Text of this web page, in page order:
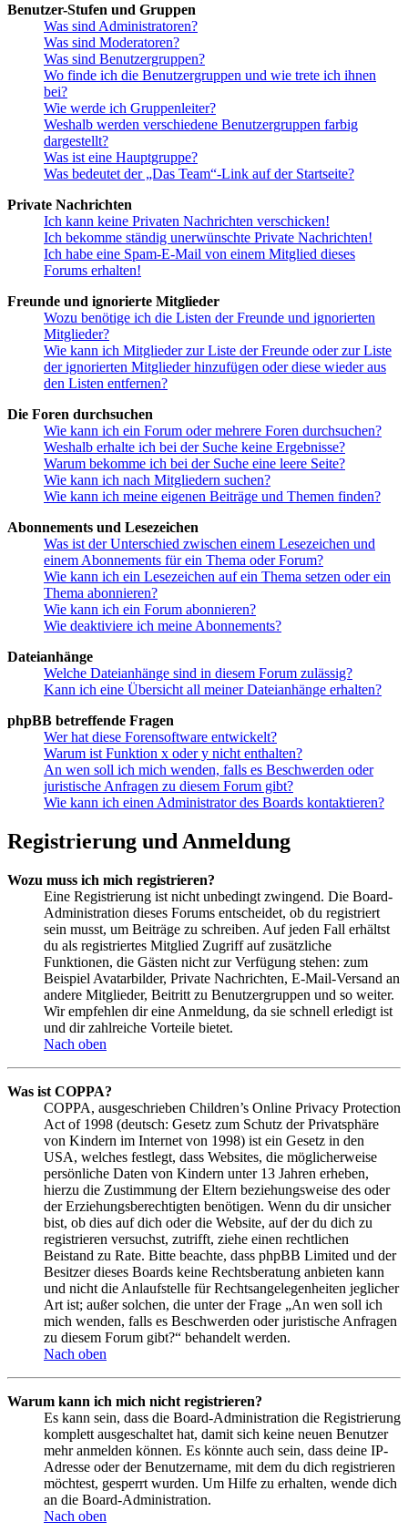
Benutzer-Stufen und Gruppen
Was sind Administratoren?
Was sind Moderatoren?
Was sind Benutzergruppen?
Wo finde ich die Benutzergruppen und wie trete ich ihnen
bei?
Wie werde ich Gruppenleiter?
Weshalb werden verschiedene Benutzergruppen farbig
dargestellt?
Was ist eine Hauptgruppe?
Was bedeutet der „Das Team“-Link auf der Startseite?
Private Nachrichten
Ich kann keine Privaten Nachrichten verschicken!
Ich bekomme ständig unerwünschte Private Nachrichten!
Ich habe eine Spam-E-Mail von einem Mitglied dieses
Forums erhalten!
Freunde und ignorierte Mitglieder
Wozu benötige ich die Listen der Freunde und ignorierten
Mitglieder?
Wie kann ich Mitglieder zur Liste der Freunde oder zur Liste
der ignorierten Mitglieder hinzufügen oder diese wieder aus
den Listen entfernen?
Die Foren durchsuchen
Wie kann ich ein Forum oder mehrere Foren durchsuchen?
Weshalb erhalte ich bei der Suche keine Ergebnisse?
Warum bekomme ich bei der Suche eine leere Seite?
Wie kann ich nach Mitgliedern suchen?
Wie kann ich meine eigenen Beiträge und Themen finden?
Abonnements und Lesezeichen
Was ist der Unterschied zwischen einem Lesezeichen und
einem Abonnements für ein Thema oder Forum?
Wie kann ich ein Lesezeichen auf ein Thema setzen oder ein
Thema abonnieren?
Wie kann ich ein Forum abonnieren?
Wie deaktiviere ich meine Abonnements?
Dateianhänge
Welche Dateianhänge sind in diesem Forum zulässig?
Kann ich eine Übersicht all meiner Dateianhänge erhalten?
phpBB betreffende Fragen
Wer hat diese Forensoftware entwickelt?
Warum ist Funktion x oder y nicht enthalten?
An wen soll ich mich wenden, falls es Beschwerden oder
juristische Anfragen zu diesem Forum gibt?
Wie kann ich einen Administrator des Boards kontaktieren?
Registrierung und Anmeldung
Wozu muss ich mich registrieren?
Eine Registrierung ist nicht unbedingt zwingend. Die Board-
Administration dieses Forums entscheidet, ob du registriert
sein musst, um Beiträge zu schreiben. Auf jeden Fall erhältst
du als registriertes Mitglied Zugriff auf zusätzliche
Funktionen, die Gästen nicht zur Verfügung stehen: zum
Beispiel Avatarbilder, Private Nachrichten, E-Mail-Versand an
andere Mitglieder, Beitritt zu Benutzergruppen und so weiter.
Wir empfehlen dir eine Anmeldung, da sie schnell erledigt ist
und dir zahlreiche Vorteile bietet.
Nach oben
Was ist COPPA?
COPPA, ausgeschrieben Children’s Online Privacy Protection
Act of 1998 (deutsch: Gesetz zum Schutz der Privatsphäre
von Kindern im Internet von 1998) ist ein Gesetz in den
USA, welches festlegt, dass Websites, die möglicherweise
persönliche Daten von Kindern unter 13 Jahren erheben,
hierzu die Zustimmung der Eltern beziehungsweise des oder
der Erziehungsberechtigten benötigen. Wenn du dir unsicher
bist, ob dies auf dich oder die Website, auf der du dich zu
registrieren versuchst, zutrifft, ziehe einen rechtlichen
Beistand zu Rate. Bitte beachte, dass phpBB Limited und der
Besitzer dieses Boards keine Rechtsberatung anbieten kann
und nicht die Anlaufstelle für Rechtsangelegenheiten jeglicher
Art ist; außer solchen, die unter der Frage „An wen soll ich
mich wenden, falls es Beschwerden oder juristische Anfragen
zu diesem Forum gibt?“ behandelt werden.
Nach oben
Warum kann ich mich nicht registrieren?
Es kann sein, dass die Board-Administration die Registrierung
komplett ausgeschaltet hat, damit sich keine neuen Benutzer
mehr anmelden können. Es könnte auch sein, dass deine IP-
Adresse oder der Benutzername, mit dem du dich registrieren
möchtest, gesperrt wurden. Um Hilfe zu erhalten, wende dich
an die Board-Administration.
Nach oben